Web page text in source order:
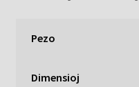
Pezo
Dimensioj